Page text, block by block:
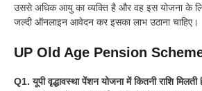
उससे अधिक आयु का व्यक्ति है और वह इस योजना के
जल्दी ऑनलाइन आवेदन कर इसका लाभ उठाना चाहिए।
UP Old Age Pension
Q1. यूपी वृद्धावस्था पेंशन योजना में कितनी राशि मिलती